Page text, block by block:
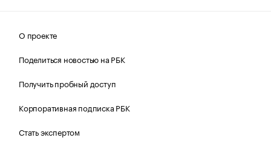
О проекте
Поделиться новостью на РБК
Получить пробный доступ
Корпоративная подписка РБК
Стать экспертом